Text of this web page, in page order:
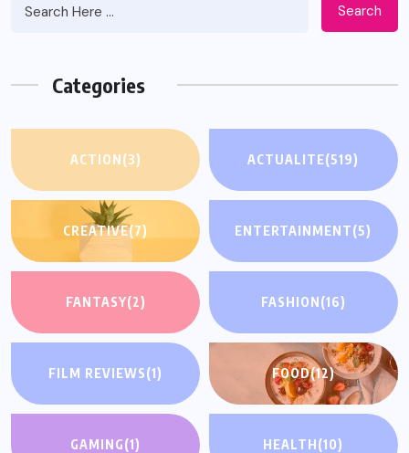
Search
Categories
ACTION(3) ACTUALITE(519)
CREATIVE(7) ENTERTAINMENT(5)
FANTASY(2) FASHION(16)
FILM REVIEWS(1) FOOD(12)
GAMING(1) HEALTH(10)